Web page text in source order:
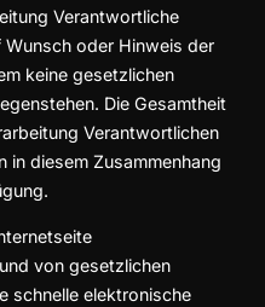
Verantwortliche
oder Hinweis der
keine gesetzlichen
Die Gesamtheit
Verantwortlichen
in diesem Zusammenhang
von gesetzlichen
schnelle elektronische